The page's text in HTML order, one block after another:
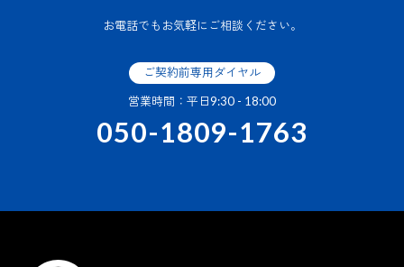
お電話でもお気軽にご相談ください。
ご契約前専用ダイヤル
営業時間：平日9:30 - 18:00
050-1809-1763